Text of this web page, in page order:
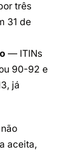
três
31 de
— ITINs
90-92 e
já
aceita,